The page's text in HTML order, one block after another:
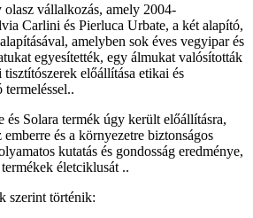
vállalkozás, amely 2004-
Carlini és Pierluca Urbate, a két alapító,
amelyben sok éves vegyipar és
egyesítették, egy álmukat valósították
előállítása etikai és
Solara termék úgy került előállításra,
és a környezetre biztonságos
kutatás és gondosság eredménye,
életciklusát ..
szerint történik: